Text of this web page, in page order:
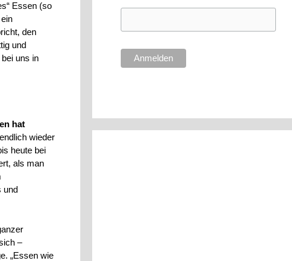
Essen (so
den
und
uns in
hat
wieder
heute bei
als man
und
–
„Essen wie